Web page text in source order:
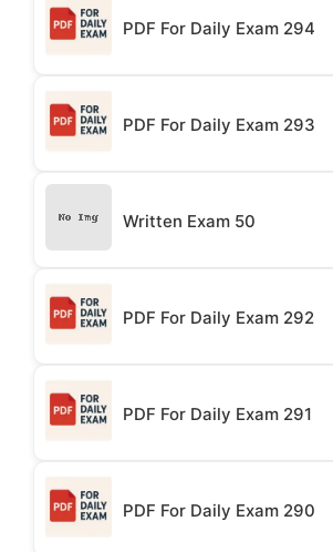
PDF For Daily Exam 294
PDF For Daily Exam 293
Written Exam 50
PDF For Daily Exam 292
PDF For Daily Exam 291
PDF For Daily Exam 290